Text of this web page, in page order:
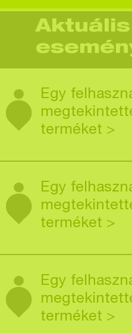
Aktuális
Egy
terméket >
Egy
terméket >
Egy
terméket >